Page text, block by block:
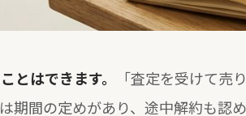
とはできます。
「査定を受けて売
期間の定めがあり、途中解約も認